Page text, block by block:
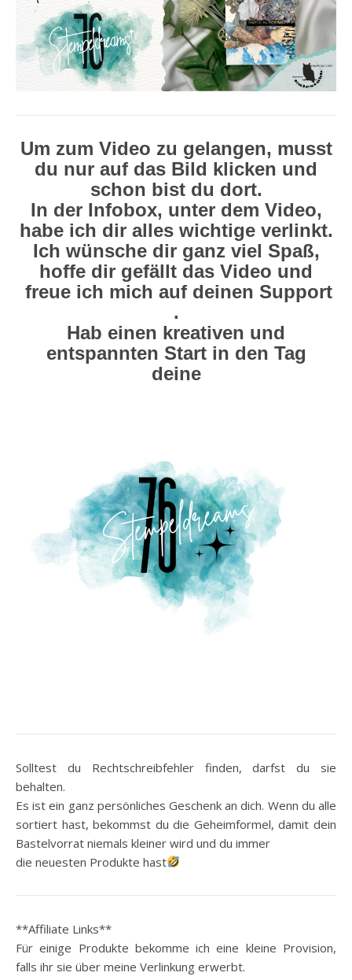
Um zum Video zu gelangen, musst
du nur auf das Bild klicken und
schon bist du dort.
In der Infobox, unter dem Video,
habe ich dir alles wichtige verlinkt.
Ich wünsche dir ganz viel Spaß,
hoffe dir gefällt das Video und
freue ich mich auf deinen Support
.
Hab einen kreativen und
entspannten Start in den Tag
deine
Solltest du Rechtschreibfehler finden, darfst du sie
behalten.
Es ist ein ganz persönliches Geschenk an dich. Wenn du alle
sortiert hast, bekommst du die Geheimformel, damit dein
Bastelvorrat niemals kleiner wird und du immer
die neuesten Produkte hast
**Affiliate Links**
Für einige Produkte bekomme ich eine kleine Provision,
falls ihr sie über meine Verlinkung erwerbt.